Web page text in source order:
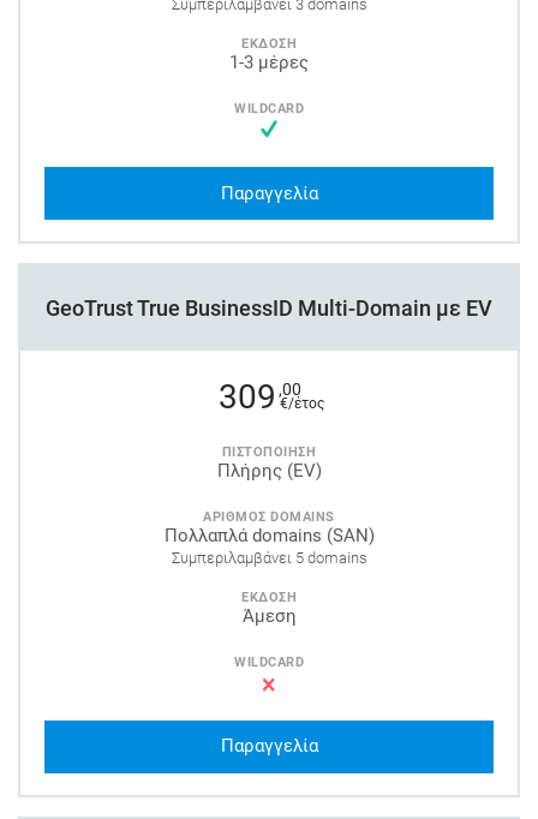
Συμπεριλαμβάνει 3 domains
ΕΚΔΟΣΗ
1-3 μέρες
WILDCARD
Παραγγελία
GeoTrust True BusinessID Multi-Domain με EV
309 ,00
€/έτος
ΠΙΣΤΟΠΟΙΗΣΗ
Πλήρης (EV)
ΑΡΙΘΜΟΣ DOMAINS
Πολλαπλά domains (SAN)
Συμπεριλαμβάνει 5 domains
ΕΚΔΟΣΗ
Άμεση
WILDCARD
Παραγγελία